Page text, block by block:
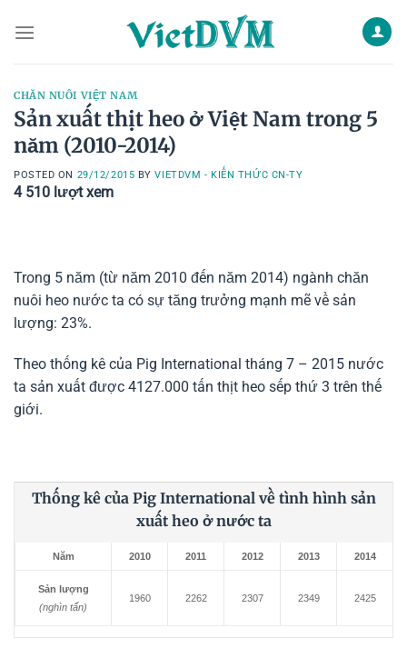
CHĂN NUÔI VIỆT NAM
Sản xuất thịt heo ở Việt Nam trong 5
năm (2010-2014)
POSTED ON 29/12/2015 BYVIETDVM - KIẾN THỨC CN-TY
4 510 lượt xem
Trong 5 năm (từ năm 2010 đến năm 2014) ngành chăn
nuôi heo nước ta có sự tăng trưởng mạnh mẽ về sản
lượng: 23%.
Theo thống kê của Pig International tháng 7 – 2015 nước
ta sản xuất được 4127.000 tấn thịt heo sếp thứ 3 trên thế
giới.
Thống kê của Pig International về tình hình sản
xuất heo ở nước ta
Năm 2010 2011 2012 2013 2014
Sản lượng
(nghìn tấn)
1960 2262 2307 2349 2425